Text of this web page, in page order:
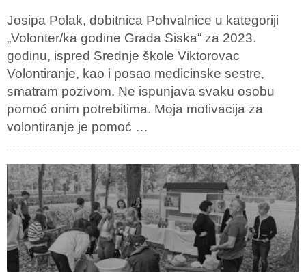
Josipa Polak, dobitnica Pohvalnice u kategoriji
„Volonter/ka godine Grada Siska“ za 2023.
godinu, ispred Srednje škole Viktorovac
Volontiranje, kao i posao medicinske sestre,
smatram pozivom. Ne ispunjava svaku osobu
pomoć onim potrebitima. Moja motivacija za
volontiranje je pomoć …